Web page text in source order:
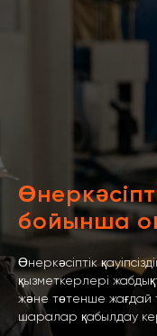
бойынша
Өнеркәсіптік
қызметкерлері
және төтенше жағдай
шаралар қабылдау